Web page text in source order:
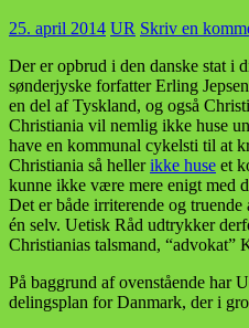
25. april 2014 UR Skriv en
Der er opbrud i den danske stat i
sønderjyske forfatter Erling Jepsen
en del af Tyskland, og også
Christiania vil nemlig ikke huse
have en kommunal cykelsti til at
Christiania så hellerikke huse et
kunne ikke være mere enigt med
Det er både irriterende og
én selv. Uetisk Råd udtrykker
Christianias talsmand, “advokat”
På baggrund af ovenstående har
delingsplan for Danmark, der i